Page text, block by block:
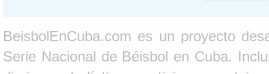
BeisbolEnCuba.com es un proyecto
Serie Nacional de Béisbol en Cuba.